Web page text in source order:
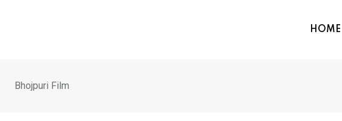
HOME
Bhojpuri Film